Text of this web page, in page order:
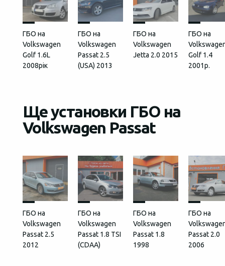
ГБО на
Volkswagen
Golf 1.6L
2008рік
ГБО на
Volkswagen
Passat 2.5
(USA) 2013
ГБО на
Volkswagen
Jetta 2.0 2015
ГБО на
Golf 1.4
2001р.
Ще установки ГБО на
Volkswagen Passat
ГБО на
Volkswagen
Passat 2.5
2012
ГБО на
Volkswagen
Passat 1.8 TSI
(CDAA)
ГБО на
Volkswagen
Passat 1.8
1998
ГБО на
Passat 2.0
2006